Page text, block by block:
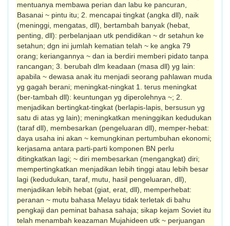
mentuanya membawa perian dan labu ke pancuran,
Basanai ~ pintu itu; 2. mencapai tingkat (angka dll), naik
(meninggi, mengatas, dll), bertambah banyak (hebat,
penting, dll): perbelanjaan utk pendidikan ~ dr setahun ke
setahun; dgn ini jumlah kematian telah ~ ke angka 79
orang; keriangannya ~ dan ia berdiri mem­beri pidato tanpa
rancangan; 3. berubah dlm keadaan (masa dll) yg lain:
apabila ~ dewasa anak itu menjadi seorang pahlawan muda
yg gagah berani; meningkat-ningkat 1. terus meningkat
(ber-tambah dll): keuntungan yg diperolehnya ~; 2.
menjadikan bertingkat-tingkat (ber­lapis-lapis, bersusun yg
satu di atas yg lain); meningkatkan meninggikan kedudukan
(taraf dll), membesarkan (pengeluaran dll), memper-hebat:
daya usaha ini akan ~ kemungkinan pertumbuhan ekonomi;
kerjasama antara parti-parti komponen BN perlu
ditingkatkan lagi; ~ diri membesarkan (mengangkat) diri;
mempertingkatkan menjadikan lebih tinggi atau lebih besar
lagi (kedudukan, taraf, mutu, hasil pengeluaran, dll),
menjadikan lebih hebat (giat, erat, dll), memperhebat:
peranan ~ mutu bahasa Melayu tidak terletak di bahu
pengkaji dan peminat bahasa sahaja; sikap kejam Soviet itu
telah menambah keazaman Mujahideen utk ~ perjuangan